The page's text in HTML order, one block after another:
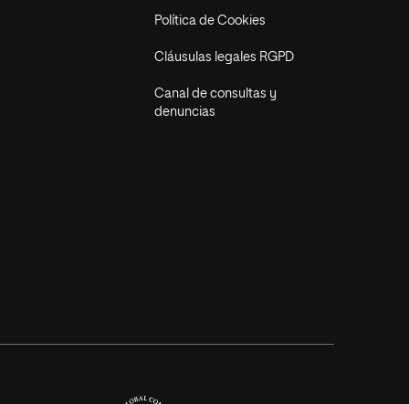
Política de Cookies
Cláusulas legales RGPD
Canal de consultas y
denuncias